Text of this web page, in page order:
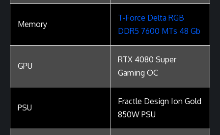
T-Force Delta RGB
DDR5 7600 MTs 48 Gb
Memory
RTX 4080 Super
Gaming OC
GPU
Fractle Design Ion Gold
850W PSU
PSU